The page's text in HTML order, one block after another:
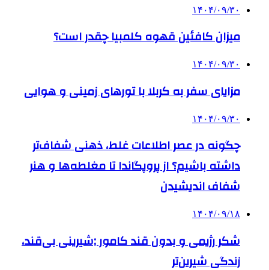
۱۴۰۴/۰۹/۳۰
میزان کافئین قهوه کلمبیا چقدر است؟
۱۴۰۴/۰۹/۳۰
مزایای سفر به کربلا با تورهای زمینی و هوایی
۱۴۰۴/۰۹/۳۰
چگونه در عصر اطلاعات غلط، ذهنی شفاف‌تر
داشته باشیم؟ از پروپگاندا تا مغلطه‌ها و هنر
شفاف اندیشیدن
۱۴۰۴/۰۹/۱۸
شکر رژیمی و بدون قند کامور ;شیرینی بی‌قند،
زندگی شیرین‌تر